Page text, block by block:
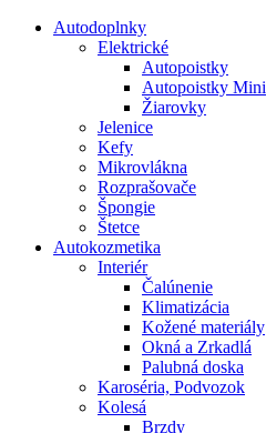
Autodoplnky
Elektrické
Autopoistky
Autopoistky Mini
Žiarovky
Jelenice
Kefy
Mikrovlákna
Rozprašovače
Špongie
Štetce
Autokozmetika
Interiér
Čalúnenie
Klimatizácia
Kožené materiály
Okná a Zrkadlá
Palubná doska
Karoséria, Podvozok
Kolesá
Brzdy